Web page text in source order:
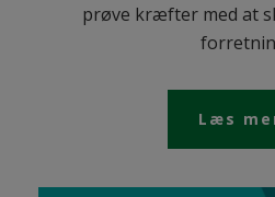
prøve kræfter med at
Læs